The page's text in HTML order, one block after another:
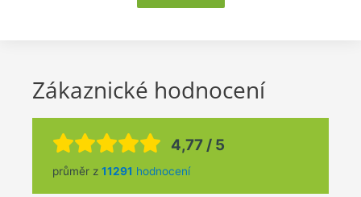
Zákaznické hodnocení
4,77 / 5
průměr z 11291 hodnocení